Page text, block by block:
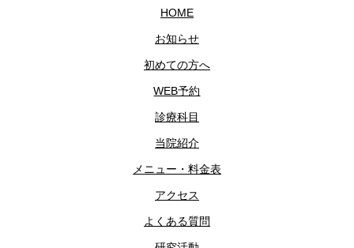
HOME
お知らせ
初めての方へ
WEB予約
診療科目
当院紹介
メニュー・料金表
アクセス
よくある質問